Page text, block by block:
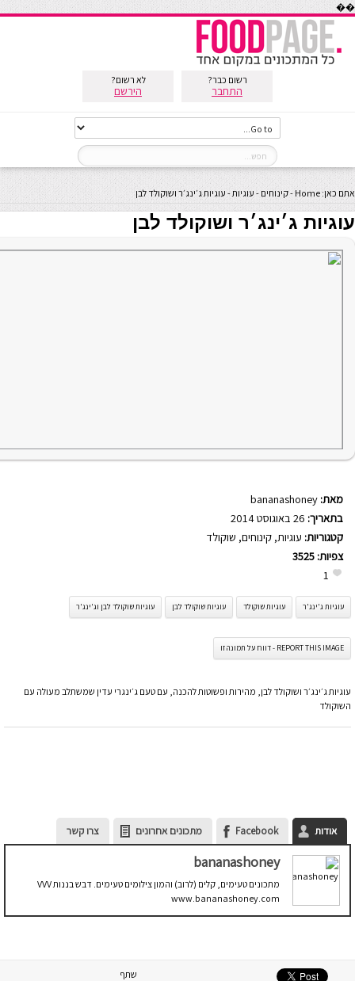
��
רשום כבר?
התחבר
לא רשום?
הירשם
אתם כאן: Home
-קינוחים - עוגיות- עוגיות ג׳ינג׳ר ושוקולד לבן
עוגיות ג׳ינג׳ר ושוקולד לבן
מאת: bananashoney
בתאריך:
קטגוריות: עוגיות, קינוחים, שוקולד
צפיות: 3525
1
עוגיות ג'ינג'ר עוגיות שוקולד עוגיות שוקולד לבן עוגיות שוקולד לבן וג'ינג'ר
REPORT THIS IMAGE - דווח על תמונה זו
עוגיות ג׳ינג׳ר ושוקולד לבן, מהירות ופשוטות להכנה, עם טעם ג׳ינגרי עדין שמשתלב מעולה עם
השוקולד
אודות Facebook מתכונים אחרונים צרו קשר
bananashoney
מתכונים טעימים, קלים (לרוב) והמון צילומים טעימים. דבש בננות VVV
www.bananashoney.com
שתף